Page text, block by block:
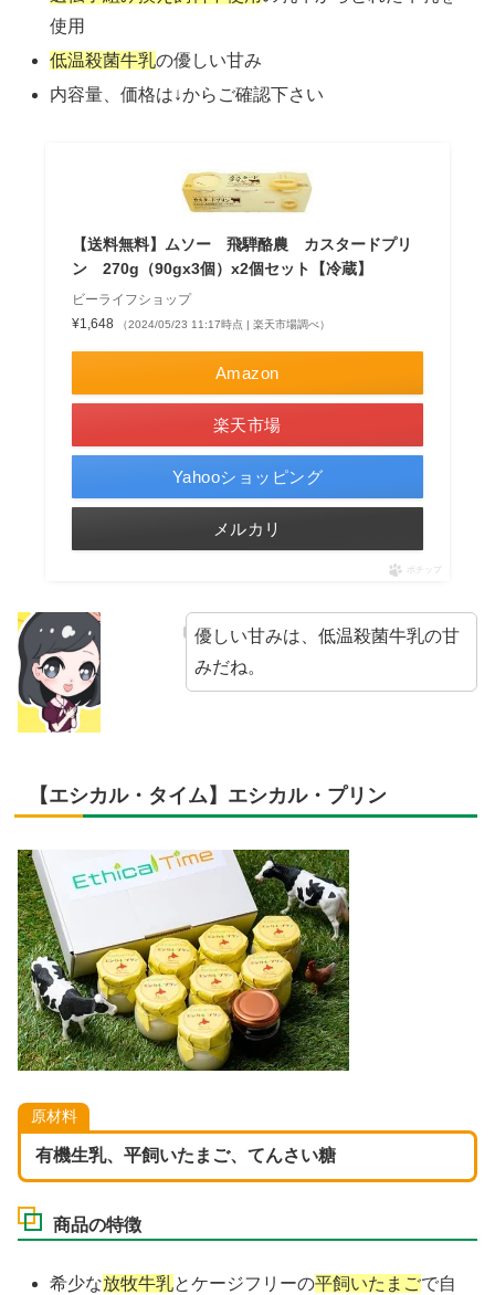
使用
低温殺菌牛乳の優しい甘み
内容量、価格は↓からご確認下さい
【送料無料】ムソー 飛騨酪農 カスタードプリ
ン 270g（90gx3個）x2個セット【冷蔵】
ビーライフショップ
¥1,648
（2024/05/23 11:17時点 | 楽天市場調べ）
Amazon
楽天市場
Yahooショッピング
メルカリ
ポチップ
優しい甘みは、低温殺菌牛乳の甘
みだね。
【エシカル・タイム】エシカル・プリン
原材料
有機生乳、平飼いたまご、てんさい糖
商品の特徴
希少な放牧牛乳とケージフリーの平飼いたまごで自